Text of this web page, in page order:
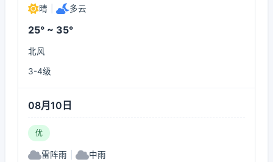
晴 多云
25° ~ 35°
北风
3-4级
08月10日
优
雷阵雨 中雨